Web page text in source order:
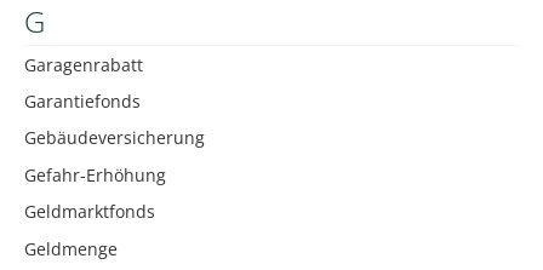
G
Garagenrabatt
Garantiefonds
Gebäudeversicherung
Gefahr-Erhöhung
Geldmarktfonds
Geldmenge